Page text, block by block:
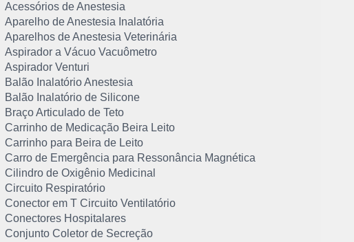
Acessórios de Anestesia
Aparelho de Anestesia Inalatória
Aparelhos de Anestesia Veterinária
Aspirador a Vácuo Vacuômetro
Aspirador Venturi
Balão Inalatório Anestesia
Balão Inalatório de Silicone
Braço Articulado de Teto
Carrinho de Medicação Beira Leito
Carrinho para Beira de Leito
Carro de Emergência para Ressonância Magnética
Cilindro de Oxigênio Medicinal
Circuito Respiratório
Conector em T Circuito Ventilatório
Conectores Hospitalares
Conjunto Coletor de Secreção